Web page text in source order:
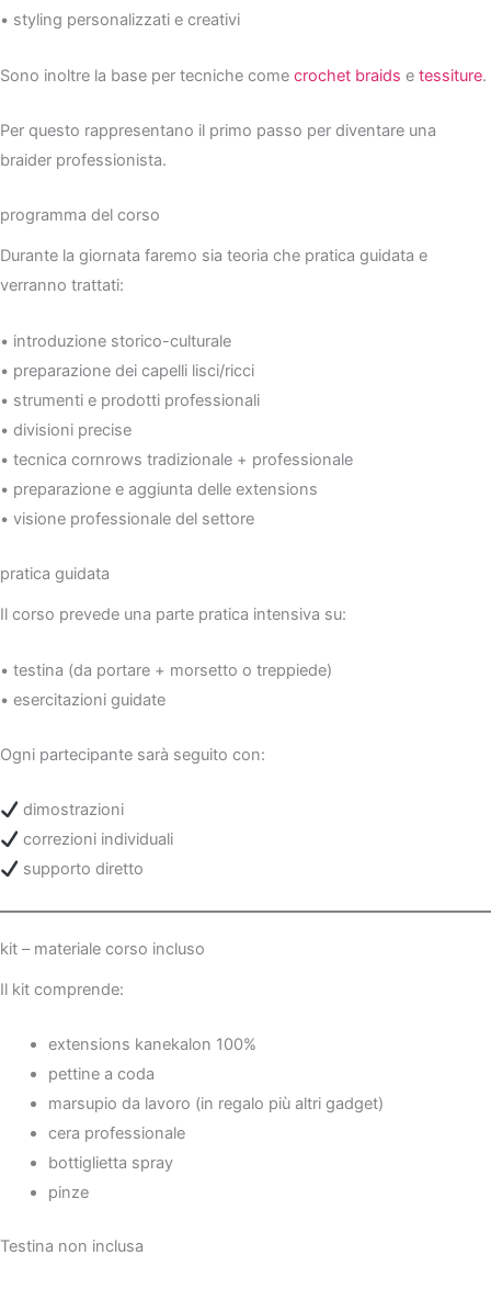
• styling personalizzati e creativi
Sono inoltre la base per tecniche come crochet braids e tessiture.
Per questo rappresentano il primo passo per diventare una
braider professionista.
programma del corso
Durante la giornata faremo sia teoria che pratica guidata e
verranno trattati:
• introduzione storico-culturale
• preparazione dei capelli lisci/ricci
• strumenti e prodotti professionali
• divisioni precise
• tecnica cornrows tradizionale + professionale
• preparazione e aggiunta delle extensions
• visione professionale del settore
pratica guidata
Il corso prevede una parte pratica intensiva su:
• testina (da portare + morsetto o treppiede)
• esercitazioni guidate
Ogni partecipante sarà seguito con:
dimostrazioni
correzioni individuali
supporto diretto
kit – materiale corso incluso
Il kit comprende:
extensions kanekalon 100%
pettine a coda
marsupio da lavoro (in regalo più altri gadget)
cera professionale
bottiglietta spray
pinze
Testina non inclusa